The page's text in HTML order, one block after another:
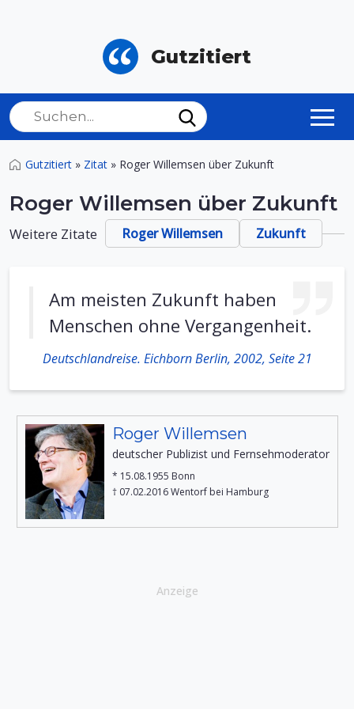
Gutzitiert
Gutzitiert » Zitat » Roger Willemsen über Zukunft
Roger Willemsen über Zukunft
Weitere Zitate Roger Willemsen Zukunft
Am meisten Zukunft haben
Menschen ohne Vergangenheit.
Deutschlandreise. Eichborn Berlin, 2002, Seite 21
Roger Willemsen
deutscher Publizist und Fernsehmoderator
* 15.08.1955 Bonn
† 07.02.2016 Wentorf bei Hamburg
Anzeige